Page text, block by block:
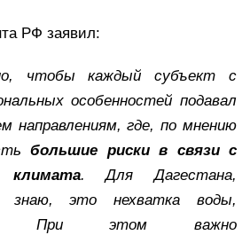
РФ заявил:
чтобы каждый субъект с
особенностей подавал
направлениям, где, по мнению
большие риски в связи с
климата. Для Дагестана,
знаю, это нехватка воды,
При этом важно